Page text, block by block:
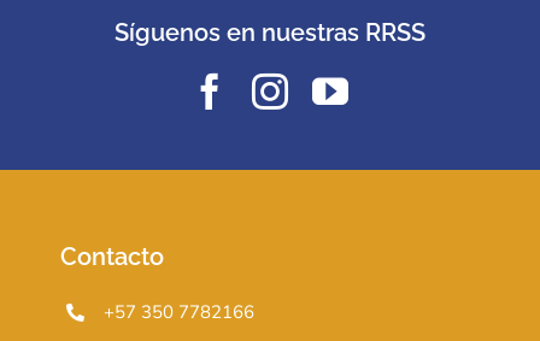
Síguenos en nuestras RRSS
Contacto
+57 350 7782166